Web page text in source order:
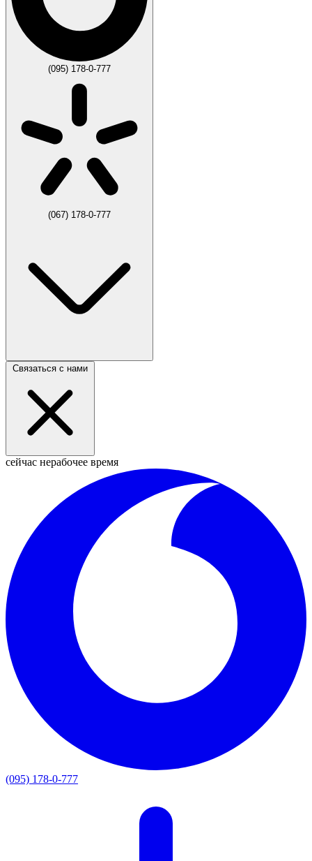
(095) 178-0-777
(067) 178-0-777
Связаться с нами
сейчас нерабочее время
(095) 178-0-777